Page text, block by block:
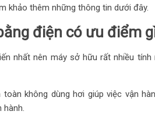
khảo thêm những thông tin dưới đây.
điện có ưu điểm
nhất nên máy sở hữu rất nhiều
toàn không dùng hơi giúp việc vận
hành.